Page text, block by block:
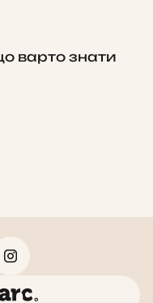
варто знати